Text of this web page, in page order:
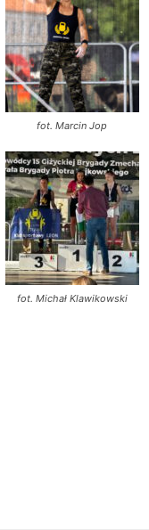
fot. Marcin Jop
fot. Michał Klawikowski